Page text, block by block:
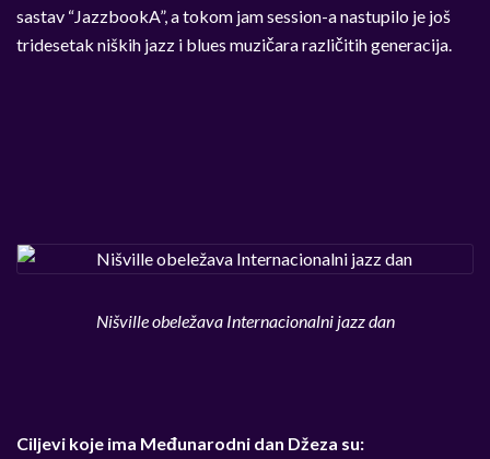
sastav “JazzbookA”, a tokom jam session-a nastupilo je još
tridesetak niških jazz i blues muzičara različitih generacija.
Nišville obeležava Internacionalni jazz dan
Ciljevi koje ima Međunarodni dan Džeza su: